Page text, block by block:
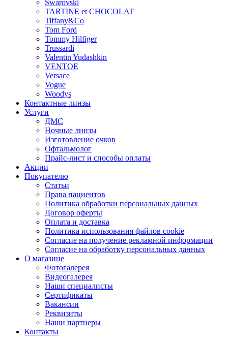
Swarovski
TARTINE et CHOCOLAT
Tiffany&Co
Tom Ford
Tommy Hilfiger
Trussardi
Valentin Yudashkin
VENTOE
Versace
Vogue
Woodys
Контактные линзы
Услуги
ДМС
Ночные линзы
Изготовление очков
Офтальмолог
Прайс-лист и способы оплаты
Акции
Покупателю
Статьи
Права пациентов
Политика обработки персональных данных
Договор оферты
Оплата и доставка
Политика использования файлов cookie
Согласие на получение рекламной информации
Согласие на обработку персональных данных
О магазине
Фотогалерея
Видеогалерея
Наши специалисты
Сертификаты
Вакансии
Реквизиты
Наши партнеры
Контакты